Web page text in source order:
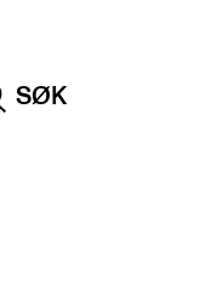
SØK